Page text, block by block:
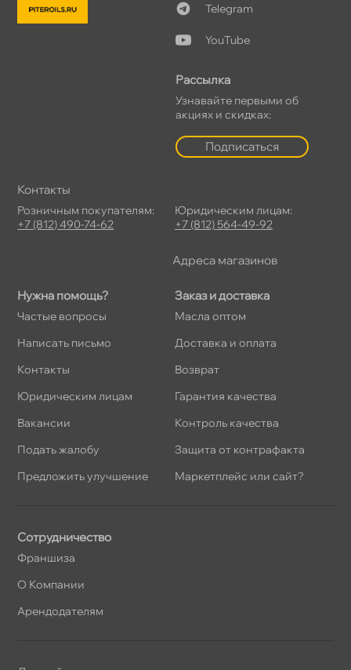
Нужна помощь?
Частые вопросы
Написать письмо
Контакты
Юридическим лицам
акансии
Подать жалобу
Предложить улучшение
Заказ и доставка
Масла оптом
Доставка и оплата
озврат
Гарантия качества
Контроль качества
Защита от контрафакта
Маркетплейс или сайт?
Telegram
YouTube
Рассылка
Узнавайте первыми о
акциях и скидках:
Подписаться
Сотрудничество
Франшиза
О Компании
Арендодателям
Контакты
Розничным покупателям:
+7 (812) 490-74-62
Юридическим лицам:
+7 (812) 564-49-92
Адреса магазино